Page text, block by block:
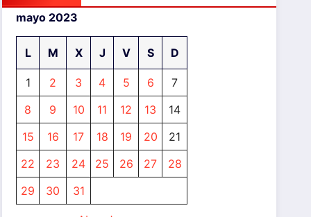
mayo 2023
L M X J V S D
1 2 3 4 5 6
7
8
9 10 11 12 13
14
15
16 17 18 19 20
21
22
23 24 25 26 27
28
29
30 31